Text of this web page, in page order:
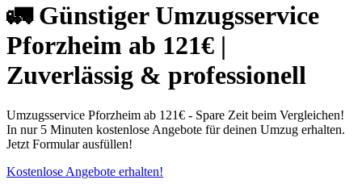
🚛 Günstiger Umzugsservice
Pforzheim ab 121€ |
Zuverlässig & professionell
Umzugsservice Pforzheim ab 121€ - Spare Zeit beim Vergleichen!
In nur 5 Minuten kostenlose Angebote für deinen Umzug erhalten.
Jetzt Formular ausfüllen!
Kostenlose Angebote erhalten!